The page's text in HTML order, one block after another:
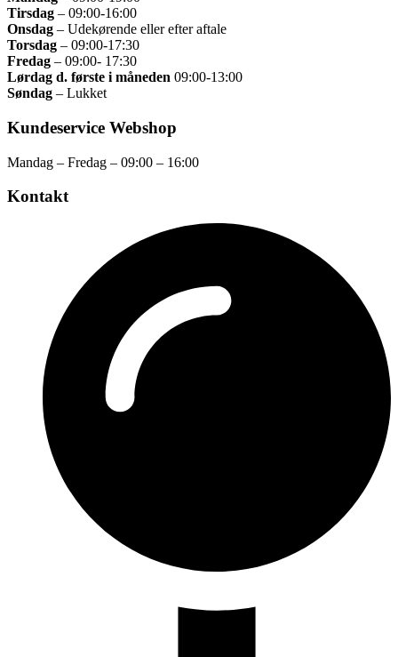
Tirsdag – 09:00-16:00
Onsdag – Udekørende eller efter aftale
Torsdag – 09:00-17:30
Fredag – 09:00- 17:30
Lørdag d. første i måneden 09:00-13:00
Søndag – Lukket
Kundeservice Webshop
Mandag – Fredag – 09:00 – 16:00
Kontakt